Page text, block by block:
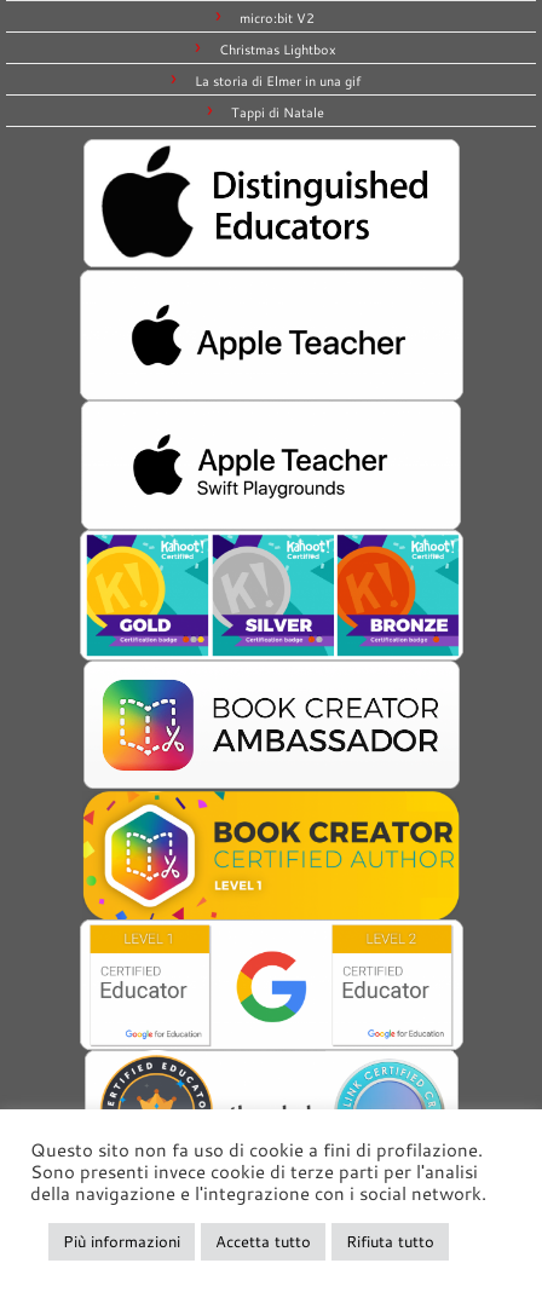
micro:bit V2
Christmas Lightbox
La storia di Elmer in una gif
Tappi di Natale
·© 2026emedialab·Powered by ·Designed con iltema Customizr
Questo sito non fa uso di cookie a fini di profilazione.
Sono presenti invece cookie di terze parti per l'analisi
della navigazione e l'integrazione con i social network.
Più informazioni Accetta tutto Rifiuta tutto